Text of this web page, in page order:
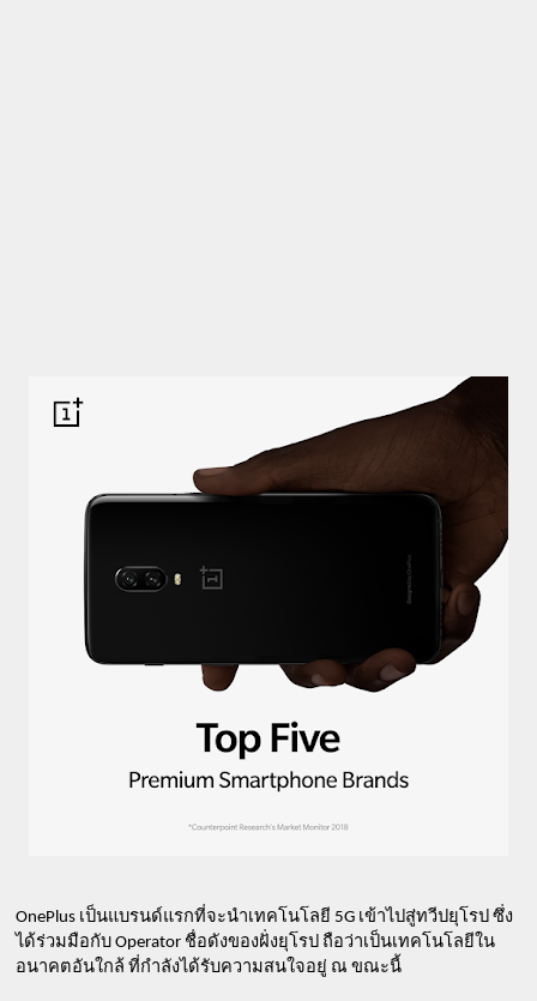
OnePlus เป็นแบรนด์แรกที่จะนำเทคโนโลยี 5G เข้าไปสู่ทวีปยุโรป ซึ่ง
ได้ร่วมมือกับ Operator ชื่อดังของฝั่งยุโรป ถือว่าเป็นเทคโนโลยีใน
อนาคตอันใกล้ ที่กำลังได้รับความสนใจอยู่ ณ ขณะนี้